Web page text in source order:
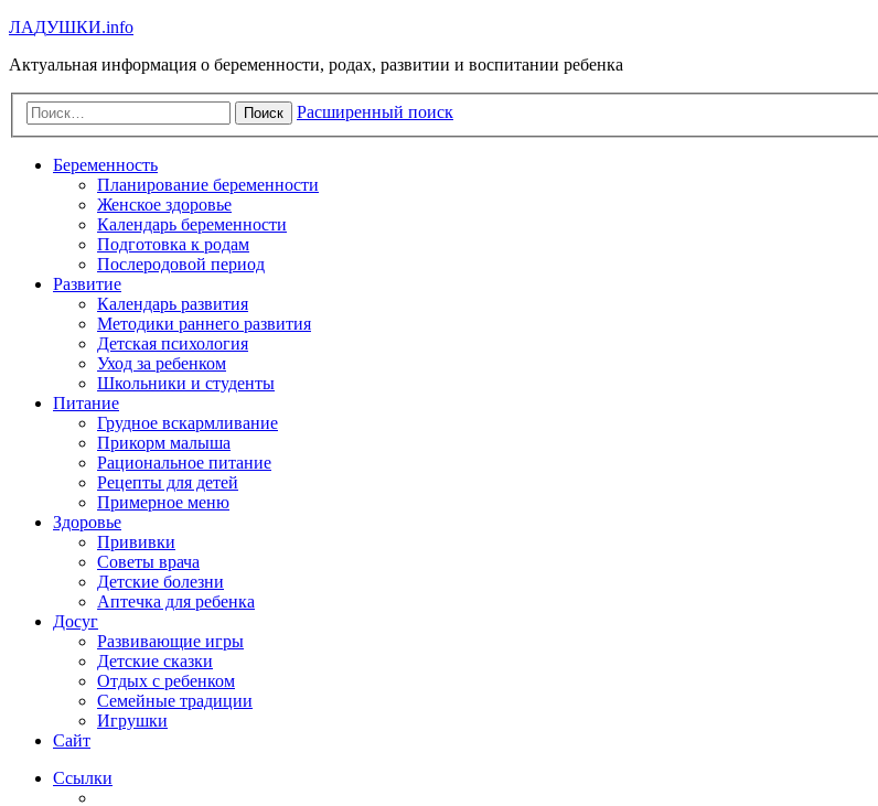
ЛАДУШКИ.info
Актуальная информация о беременности, родах, развитии и воспитании ребенка
Поиск Расширенный поиск
Беременность
Планирование беременности
Женское здоровье
Календарь беременности
Подготовка к родам
Послеродовой период
Развитие
Календарь развития
Методики раннего развития
Детская психология
Уход за ребенком
Школьники и студенты
Питание
Грудное вскармливание
Прикорм малыша
Рациональное питание
Рецепты для детей
Примерное меню
Здоровье
Прививки
Советы врача
Детские болезни
Аптечка для ребенка
Досуг
Развивающие игры
Детские сказки
Отдых с ребенком
Семейные традиции
Игрушки
Сайт
Ссылки